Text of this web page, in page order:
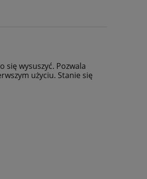
wysuszyć. Pozwala
użyciu. Stanie się